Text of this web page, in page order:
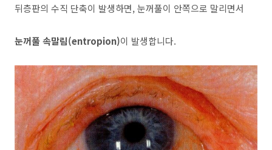
뒤층판의 수직 단축이 발생하면, 눈꺼풀이 안쪽으로 말리면서
눈꺼풀 속말림(entropion)이 발생합니다.